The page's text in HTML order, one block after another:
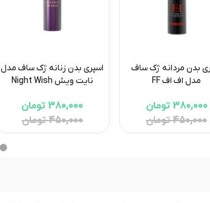
بدن مردانه ژک ساف
مدل اف اف FF
380,000 تومان
450,000 تومان
اسپری بدن زنانه ژک ساف مدل
نایت ویش Night Wish
380,000 تومان
450,000 تومان